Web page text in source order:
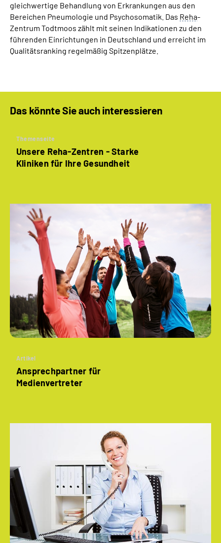
gleichwertige Behandlung von Erkrankungen aus den
Bereichen Pneumologie und Psychosomatik. Das Reha-
Zentrum Todtmoos zählt mit seinen Indikationen zu den
führenden Einrichtungen in Deutschland und erreicht im
Qualitätsranking regelmäßig Spitzenplätze.
Das könnte Sie auch interessieren
Themenseite
Unsere Reha-Zentren - Starke
Kliniken für Ihre Gesundheit
Artikel
Ansprechpartner für
Medienvertreter